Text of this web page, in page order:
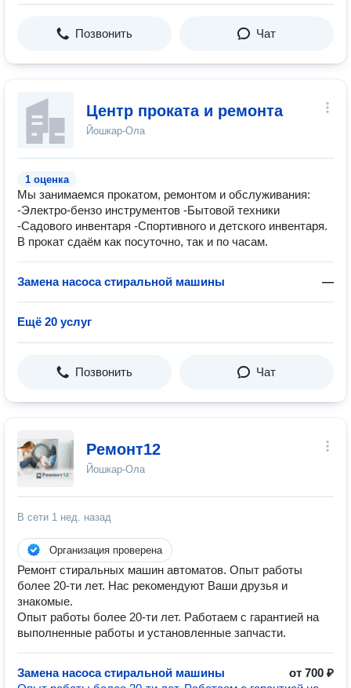
Позвонить Чат
Центр проката и ремонта
Йошкар-Ола
1 оценка
Мы занимаемся прокатом, ремонтом и обслуживания:
-Электро-бензо инструментов -Бытовой техники
-Садового инвентаря -Спортивного и детского инвентаря.
В прокат сдаём как посуточно, так и по часам.
Замена насоса стиральной машины —
Ещё 20 услуг
Позвонить Чат
Ремонт12
Йошкар-Ола
В сети 1 нед. назад
Организация проверена
Ремонт стиральных машин автоматов. Опыт работы
более 20-ти лет. Нас рекомендуют Ваши друзья и
знакомые.
Опыт работы более 20-ти лет. Работаем с гарантией на
выполненные работы и установленные запчасти.
Замена насоса стиральной машины
от 700 ₽